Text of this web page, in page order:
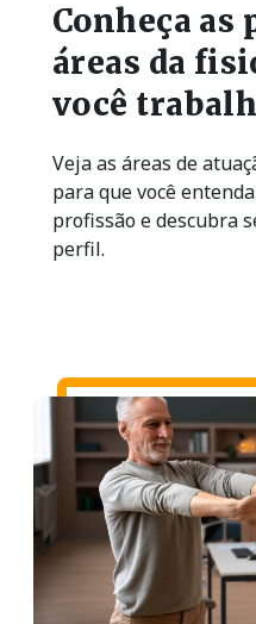
Conheça
áreas da
você
Veja as áreas de
para que você
profissão e descubra
perfil.